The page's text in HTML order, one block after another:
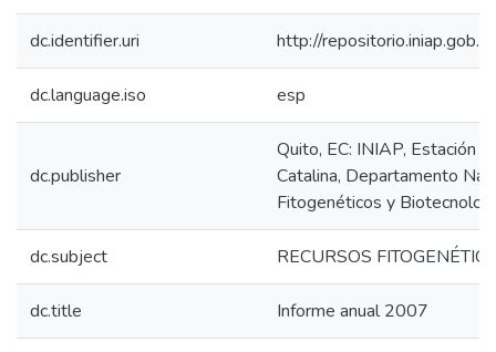
dc.identifier.uri http://
dc.language.iso esp
dc.publisher
Quito, EC: INIAP, Estación
Catalina, Departamento
Fitogenéticos y
dc.subject RECURSOS
dc.title Informe anual 2007